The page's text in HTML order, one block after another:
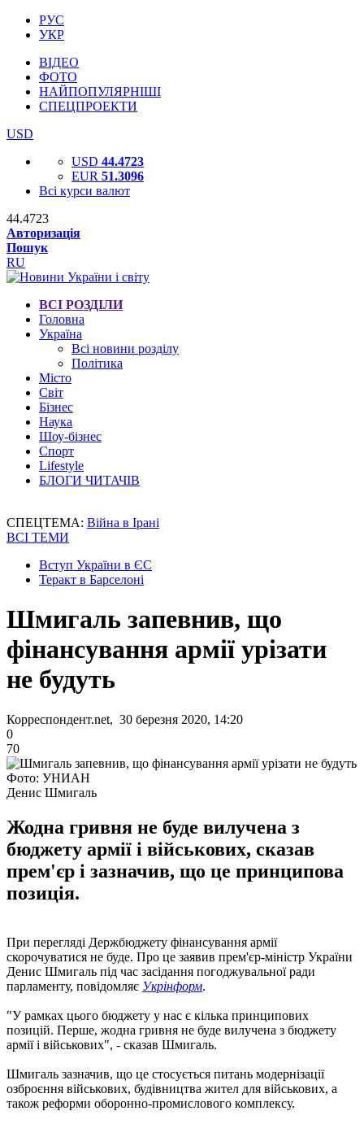
РУС
УКР
ВІДЕО
ФОТО
НАЙПОПУЛЯРНІШІ
СПЕЦПРОЕКТИ
USD
USD 44.4723
EUR 51.3096
Всі курси валют
44.4723
Авторизація
Пошук
RU
ВСІ РОЗДІЛИ
Головна
Україна
Всі новини розділу
Політика
Місто
Світ
Бізнес
Наука
Шоу-бізнес
Спорт
Lifestyle
БЛОГИ ЧИТАЧІВ
СПЕЦТЕМА: Війна в Ірані
ВСІ ТЕМИ
Вступ України в ЄС
Теракт в Барселоні
Шмигаль запевнив, що
фінансування армії урізати
не будуть
Корреспондент.net, 30 березня 2020, 14:20
0
70
Фото: УНИАН
Денис Шмигаль
Жодна гривня не буде вилучена з
бюджету армії і військових, сказав
прем'єр і зазначив, що це принципова
позиція.
При перегляді Держбюджету фінансування армії
скорочуватися не буде. Про це заявив прем'єр-міністр України
Денис Шмигаль під час засідання погоджувальної ради
парламенту, повідомляє Укрінформ.
"У рамках цього бюджету у нас є кілька принципових
позицій. Перше, жодна гривня не буде вилучена з бюджету
армії і військових", - сказав Шмигаль.
Шмигаль зазначив, що це стосується питань модернізації
озброєння військових, будівництва жител для військових, а
також реформи оборонно-промислового комплексу.